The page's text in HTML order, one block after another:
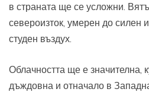
в страната ще се усложни.
североизток, умерен до силен
студен въздух.
Облачността ще е значителна,
дъждовна и отначало в